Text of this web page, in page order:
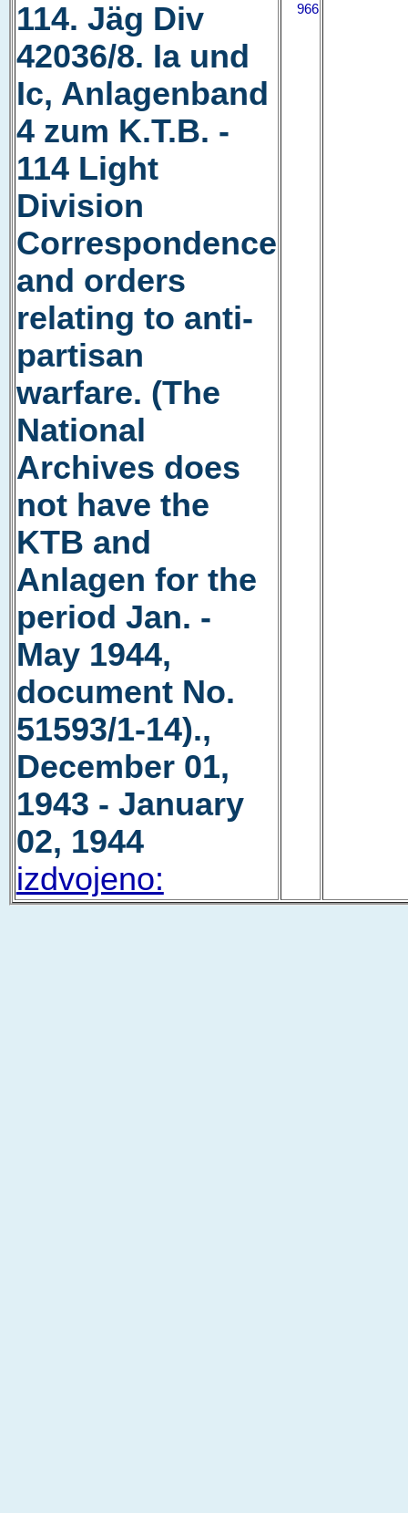
114. Jäg Div
42036/8. Ia und
Ic, Anlagenband
4 zum K.T.B. -
114 Light
Division
Correspondence
and orders
relating to anti-
partisan
warfare. (The
National
Archives does
not have the
KTB and
Anlagen for the
period Jan. -
May 1944,
document No.
51593/1-14).,
December 01,
1943 - January
02, 1944
izdvojeno:
966